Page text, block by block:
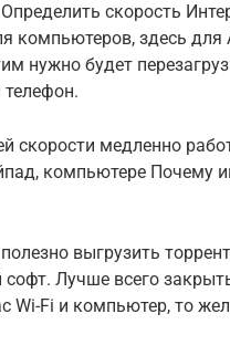
скорость
компьютеров, здесь для
нужно будет
телефон.
скорости медленно
компьютере Почему
выгрузить
Лучше всего
Wi-Fi и компьютер, то